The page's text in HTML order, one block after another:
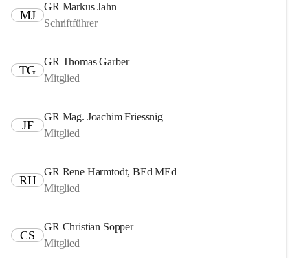
MJ
GR Markus Jahn
Schriftführer
TG
GR Thomas Garber
Mitglied
JF
GR Mag. Joachim Friessnig
Mitglied
RH
GR Rene Harmtodt, BEd MEd
Mitglied
CS
GR Christian Sopper
Mitglied